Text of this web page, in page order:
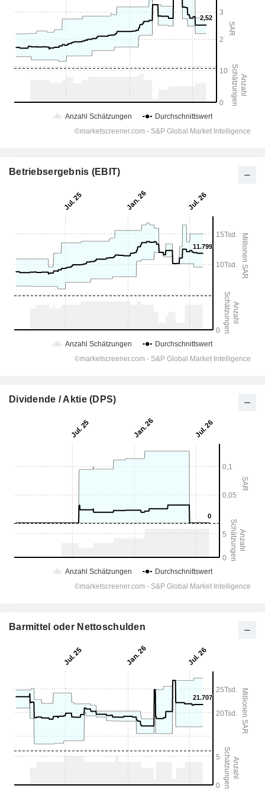
Betriebsergebnis (EBIT)
Dividende / Aktie (DPS)
Barmittel oder Nettoschulden